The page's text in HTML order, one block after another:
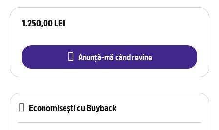
1.250,00 LEI
Anunță-mă când revine
Economisești cu Buyback